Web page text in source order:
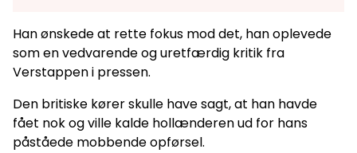
Han ønskede at rette fokus mod det, han oplevede
som en vedvarende og uretfærdig kritik fra
Verstappen i pressen.
Den britiske kører skulle have sagt, at han havde
fået nok og ville kalde hollænderen ud for hans
påståede mobbende opførsel.